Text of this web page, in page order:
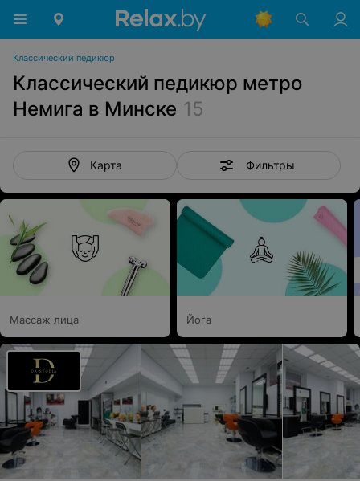
Классический педикюр
Классический педикюр метро
Немига в Минске 15
Карта Фильтры
Массаж лица Йога